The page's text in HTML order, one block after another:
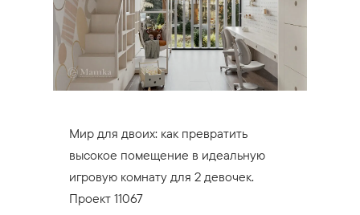
Мир для двоих: как превратить
высокое помещение в идеальную
игровую комнату для 2 девочек.
Проект 11067